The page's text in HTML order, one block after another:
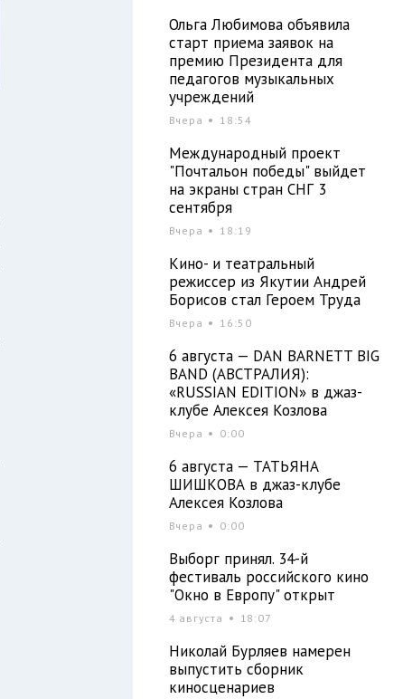
Ольга Любимова объявила
старт приема заявок на
премию Президента для
педагогов музыкальных
учреждений
Вчера 18:54
Международный проект
"Почтальон победы" выйдет
на экраны стран СНГ 3
сентября
Вчера 18:19
Кино- и театральный
режиссер из Якутии Андрей
Борисов стал Героем Труда
Вчера 16:50
6 августа — DAN BARNETT BIG
BAND (АВСТРАЛИЯ):
«RUSSIAN EDITION» в джаз-
клубе Алексея Козлова
Вчера 0:00
6 августа — ТАТЬЯНА
ШИШКОВА в джаз-клубе
Алексея Козлова
Вчера 0:00
Выборг принял. 34-й
фестиваль российского кино
"Окно в Европу" открыт
4 августа 18:07
Николай Бурляев намерен
выпустить сборник
киносценариев